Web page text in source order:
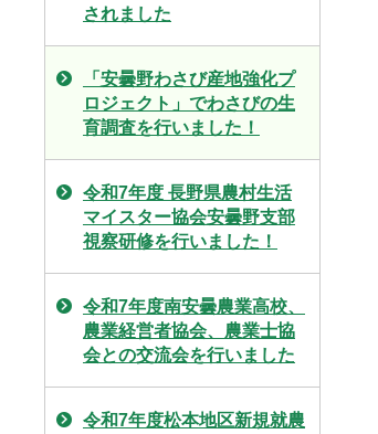
されました
「安曇野わさび産地強化プ
ロジェクト」でわさびの生
育調査を行いました！
令和7年度 長野県農村生活
マイスター協会安曇野支部
視察研修を行いました！
令和7年度南安曇農業高校、
農業経営者協会、農業士協
会との交流会を行いました
令和7年度松本地区新規就農